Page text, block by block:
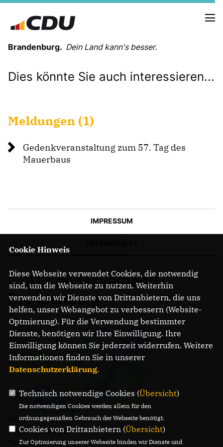
Brandenburg. Dein Land kann's besser.
MELDUNGEN
LANDESVORSTAND
ORGANISATION
PARTEIGESCHICHTE
PARTEIGERICHT
NEWSLETTER ABONNIEREN
BILDER
PROGRAMME
WICHTIGE BESCHLÜSSE DER CDU BRANDENBURG
75 JAHRE CDU BRANDENBURG
SPENDEN
Mitglied werden
Dies könnte Sie auch interessieren...
Meldungen (1)
Gedenkveranstaltung zum 57. Tag des
Mauerbaus
IMPRESSUM
CDU-Landesverband
Brandenburg
Gregor-Mendel-Straße 3
14469 Potsdam
Telefon: (0331) 620 14 - 0
Cookie Hinweis
Diese Webseite verwendet Cookies, die notwendig
sind, um die Webseite zu nutzen. Weiterhin
verwenden wir Dienste von Drittanbietern, die uns
helfen, unser Webangebot zu verbessern (Website-
Optmierung). Für die Verwendung bestimmter
Dienste, benötigen wir Ihre Einwilligung. Ihre
Einwilligung können Sie jederzeit widerrufen. Weitere
Informationen finden Sie in unserer
Datenschutzerklärung.
Technisch notwendige Cookies (Übersicht)
Die notwendigen Cookies werden allein für den
ordnungsgemäßen Gebrauch der Webseite benötigt.
Cookies von Drittanbietern (Übersicht)
Zur Optimierung unserer Webseite binden wir Dienste und